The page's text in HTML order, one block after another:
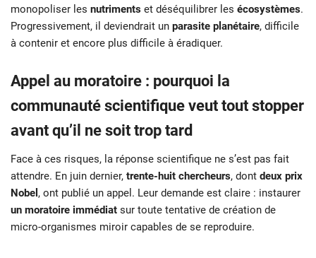
monopoliser les nutriments et déséquilibrer les écosystèmes.
Progressivement, il deviendrait un parasite planétaire, difficile
à contenir et encore plus difficile à éradiquer.
Appel au moratoire : pourquoi la
communauté scientifique veut tout stopper
avant qu’il ne soit trop tard
Face à ces risques, la réponse scientifique ne s’est pas fait
attendre. En juin dernier, trente-huit chercheurs, dont deux prix
Nobel , ont publié un appel. Leur demande est claire : instaurer
un moratoire immédiat sur toute tentative de création de
micro-organismes miroir capables de se reproduire.